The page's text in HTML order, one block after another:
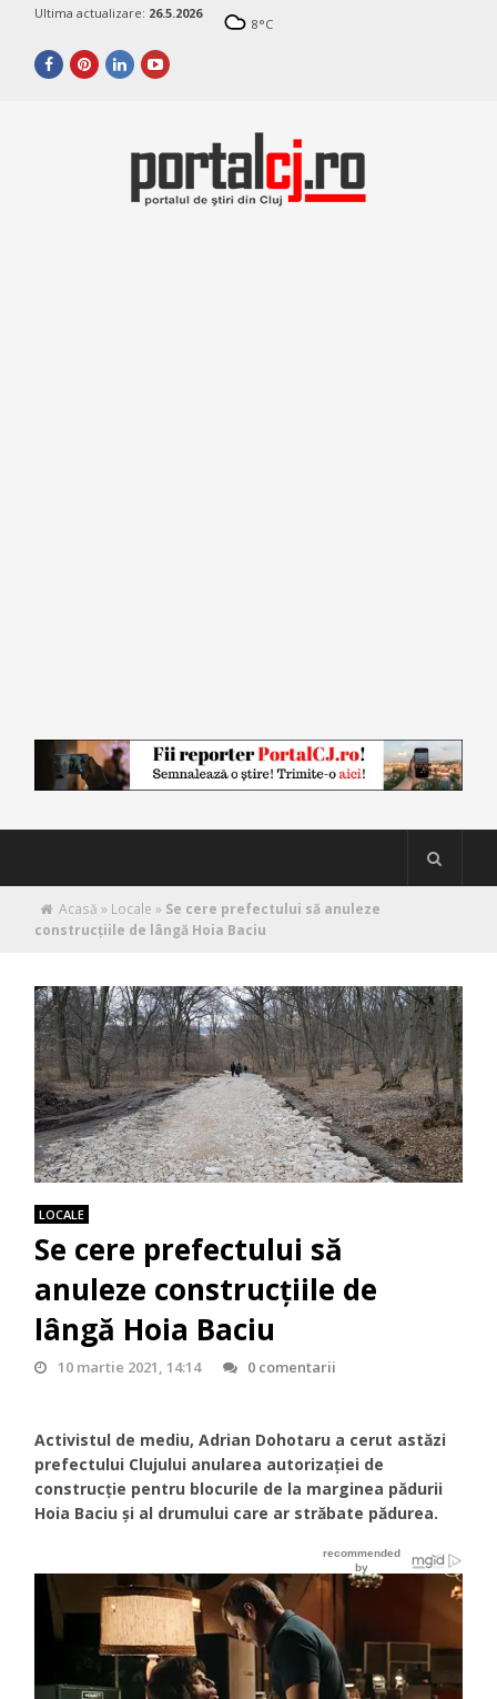
Ultima actualizare: 26.5.2026
8°C
Acasă » Locale » Se cere prefectului să anuleze
construcțiile de lângă Hoia Baciu
LOCALE
Se cere prefectului să
anuleze construcțiile de
lângă Hoia Baciu
10 martie 2021, 14:14 0 comentarii
Activistul de mediu, Adrian Dohotaru a cerut astăzi
prefectului Clujului anularea autorizației de
construcție pentru blocurile de la marginea pădurii
Hoia Baciu și al drumului care ar străbate pădurea.